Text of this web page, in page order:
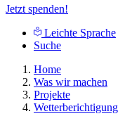
Jetzt spenden!
Leichte Sprache
Suche
Home
Was wir machen
Projekte
Wetterberichtigung